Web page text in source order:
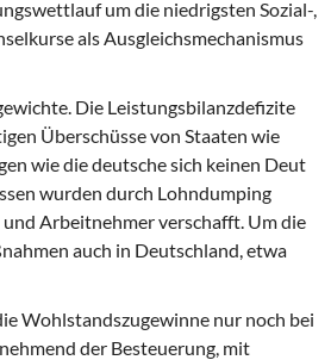
um die niedrigsten Sozial-,
als Ausgleichsmechanismus
Die Leistungsbilanzdefizite
Überschüsse von Staaten wie
wie die deutsche sich keinen Deut
wurden durch Lohndumping
Arbeitnehmer verschafft. Um die
auch in Deutschland, etwa
Wohlstandszugewinne nur noch bei
der Besteuerung, mit